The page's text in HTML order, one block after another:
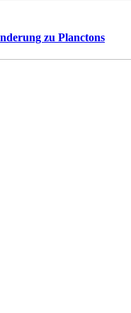
zu Planctons